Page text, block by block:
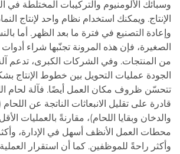
وسبائك الألومنيوم والتركيبات المختلطة في
الإنتاج. ويمكنك استخدام نظام واحد لإنتاج
وإعادة التصنيع في فترة ما بعد الظهر. أما
الصغيرة، فإن هذه المرونة تجنّبها شراء
من المنتجات. وفي الشركات الكبرى، تدعم آلة
الجودة عمليات التحويل بين خطوط الإنتاج
تتحسّن ظروف مكان العمل أيضًا. فآلة لحام
قادرة على تقليل الانبعاثات الناتجة عن
والدخان وبقايا اللحام)، مقارنةً بالعمليات
محطات العمل الأنظف أسهل في الإدارة، وأكثر
وأكثر راحةً للموظفين. كما أن استقرار